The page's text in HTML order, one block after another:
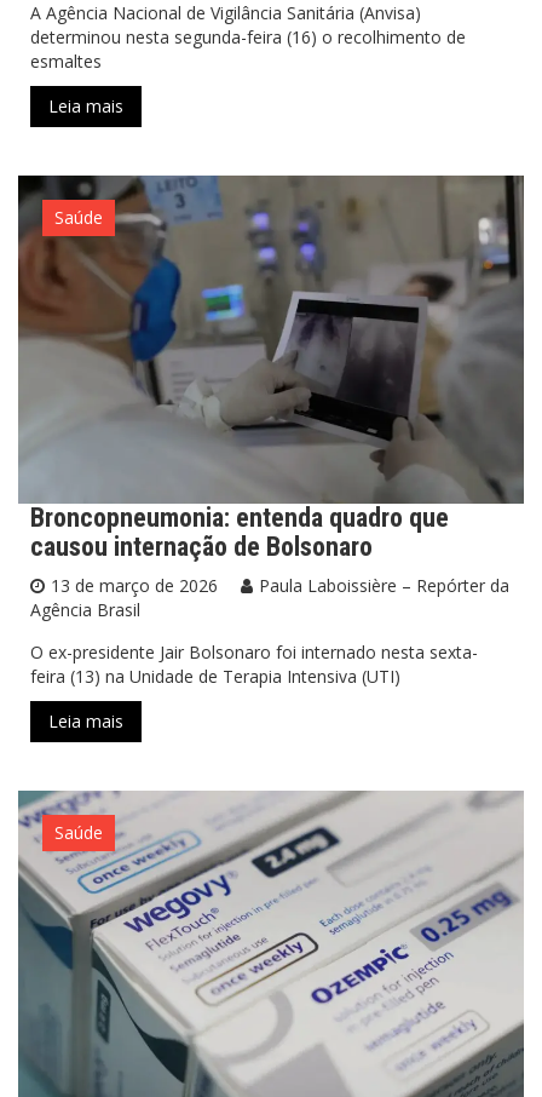
A Agência Nacional de Vigilância Sanitária (Anvisa)
determinou nesta segunda-feira (16) o recolhimento de
esmaltes
Leia mais
Saúde
Broncopneumonia: entenda quadro que
causou internação de Bolsonaro
13 de março de 2026
Paula Laboissière – Repórter da
Agência Brasil
O ex-presidente Jair Bolsonaro foi internado nesta sexta-
feira (13) na Unidade de Terapia Intensiva (UTI)
Leia mais
Saúde